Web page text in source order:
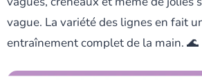
vague. La variété des lignes en fait
entraînement complet de la main. 🌊